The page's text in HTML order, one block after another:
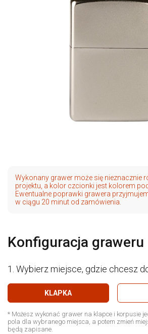
Wykonany grawer może się nieznacznie
projektu, a kolor czcionki jest kolorem
Ewentualne poprawki grawera
w ciągu 20 minut od zamówienia.
Konfiguracja graweru
1. Wybierz miejsce, gdzie chcesz
KLAPKA
* Możesz wykonać grawer na klapce i korpusie
pola dla wybranego miejsca, a potem zmień
będą zapisane.